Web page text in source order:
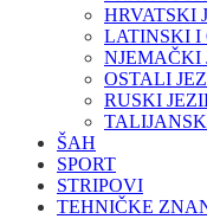
HRVATSKI
LATINSKI I
NJEMAČKI
OSTALI
RUSKI
ŠAH
SPORT
STRIPOVI
TEHNIČKE